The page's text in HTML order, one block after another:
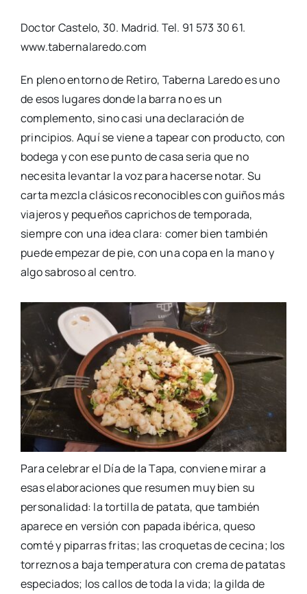
Doctor Castelo, 30. Madrid. Tel. 91 573 30 61.
www.tabernalaredo.com
En pleno entorno de Retiro, Taberna Laredo es uno
de esos lugares donde la barra no es un
complemento, sino casi una declaración de
principios. Aquí se viene a tapear con producto, con
bodega y con ese punto de casa seria que no
necesita levantar la voz para hacerse notar. Su
carta mezcla clásicos reconocibles con guiños más
viajeros y pequeños caprichos de temporada,
siempre con una idea clara: comer bien también
puede empezar de pie, con una copa en la mano y
algo sabroso al centro.
Para celebrar el Día de la Tapa, conviene mirar a
esas elaboraciones que resumen muy bien su
personalidad: la tortilla de patata, que también
aparece en versión con papada ibérica, queso
comté y piparras fritas; las croquetas de cecina; los
torreznos a baja temperatura con crema de patatas
especiados; los callos de toda la vida; la gilda de